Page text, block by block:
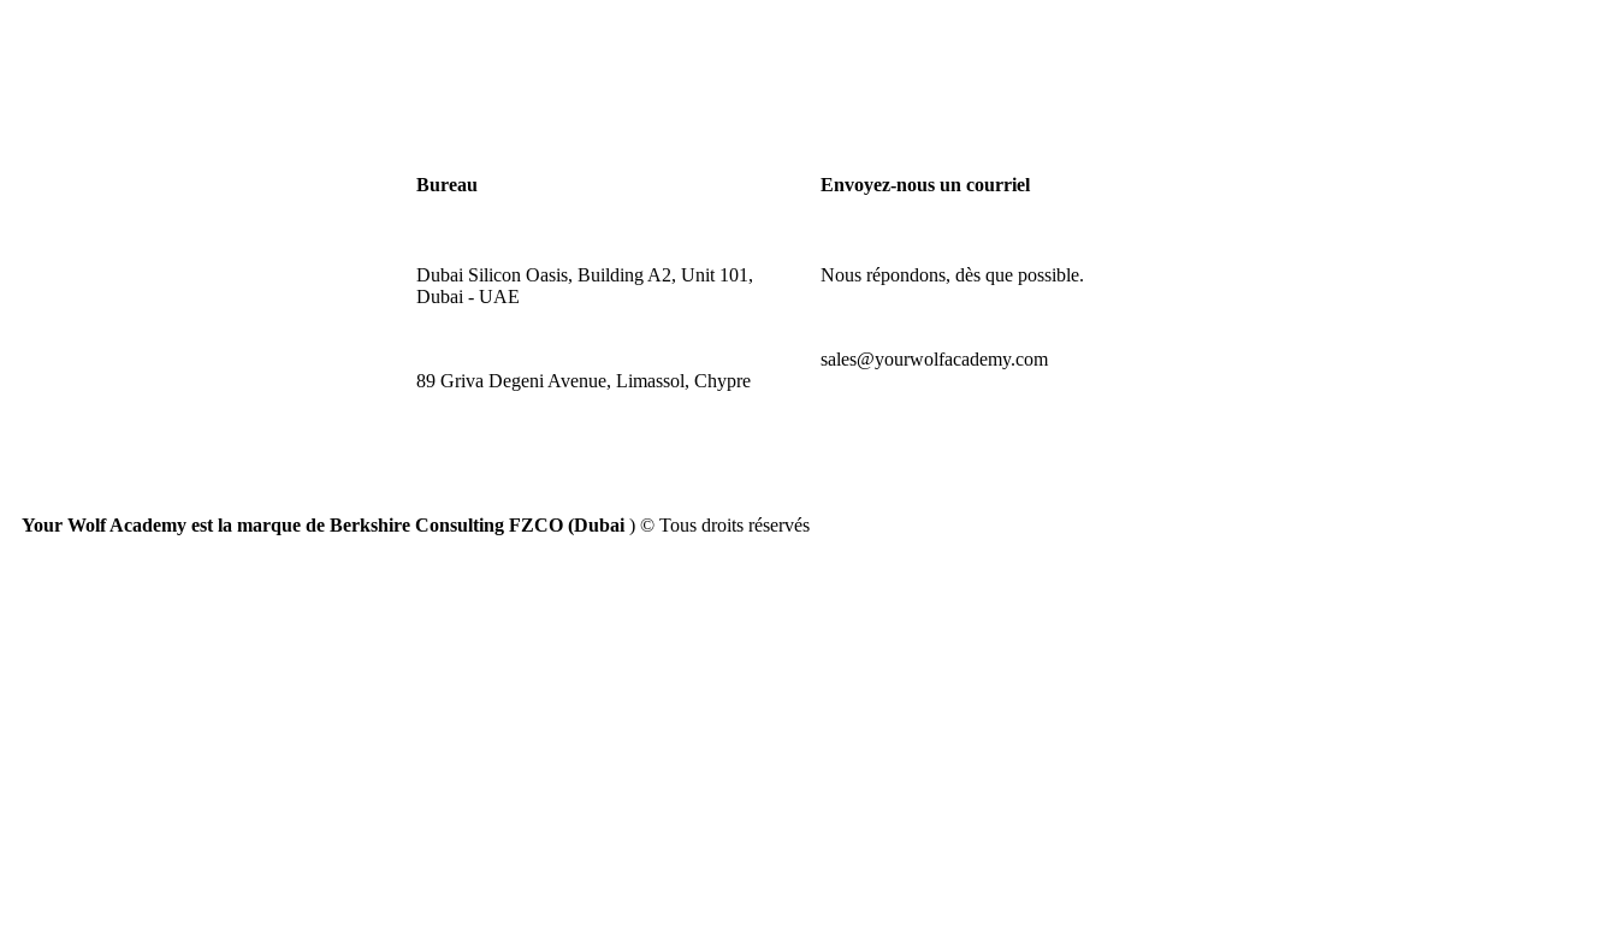
Bureau
Dubai Silicon Oasis, Building A2, Unit 101,
Dubai - UAE
89 Griva Degeni Avenue, Limassol, Chypre
Envoyez-nous un courriel
Nous répondons, dès que possible.
sales@yourwolfacademy.com
Your Wolf Academy est la marque de Berkshire Consulting FZCO (Dubai ) © Tous droits réservés